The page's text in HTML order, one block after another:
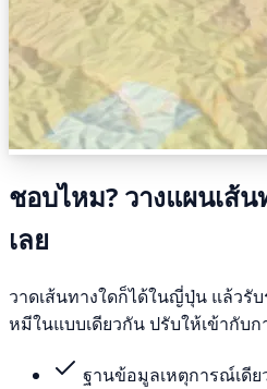
ชอบไหม? วางแผนเส้
เลย
วาดเส้นทางใดก็ได้ในญี่ปุ่น แล้วรั
หมีในแบบเดียวกัน ปรับให้เข้ากับ
ฐานข้อมูลเหตุการณ์เดี